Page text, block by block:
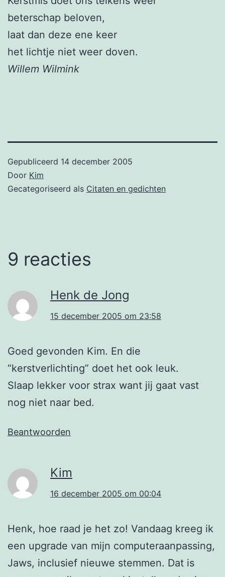
beterschap beloven,
laat dan deze ene keer
het lichtje niet weer doven.
Willem Wilmink
Gepubliceerd 14 december 2005
Door Kim
Gecategoriseerd als Citaten en gedichten
9 reacties
Henk de Jong
15 december 2005 om 23:58
Goed gevonden Kim. En die
“kerstverlichting” doet het ook leuk.
Slaap lekker voor strax want jij gaat vast
nog niet naar bed.
Beantwoorden
Kim
16 december 2005 om 00:04
Henk, hoe raad je het zo! Vandaag kreeg ik
een upgrade van mijn computeraanpassing,
Jaws, inclusief nieuwe stemmen. Dat is